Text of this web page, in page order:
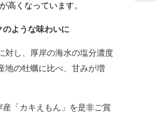
高くなっています。
ような味わいに
対し、厚岸の海水の塩分濃度
地の牡蠣に比べ、甘みが増
「カキえもん」を是非ご賞